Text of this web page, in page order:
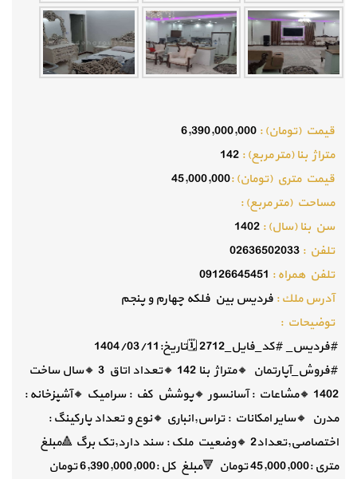
قيمت (تومان) :6,390,000,000
متراژ بنا (متر مربع) :142
قيمت متري (تومان) :45,000,000
مساحت (متر مربع) :
سن بنا (سال) :1402
تلفن :02636502033
تلفن همراه : 09126645451
آدرس ملك :فردیس بین فلکه چهارم و پنجم
توضيحات :
#فردیس_ #کد_فایل_2712 🗓تاریخ:1404/03/11
#فروش_آپارتمان 🔸️متراژ بنا 142 🔸️تعداد اتاق 3 🔸️سال ساخت
1402 🔸️مشاعات : آسانسور 🔸️پوشش کف : سرامیک 🔸️آشپزخانه :
مدرن 🔸️سایر امکانات : تراس,انباری 🔸️نوع و تعداد پارکینگ :
اختصاصی,تعداد2 🔸️وضعیت ملک : سند دارد,تک برگ 🔺️مبلغ
متری :45,000,000 تومان 🔻مبلغ کل :6,390,000,000 تومان